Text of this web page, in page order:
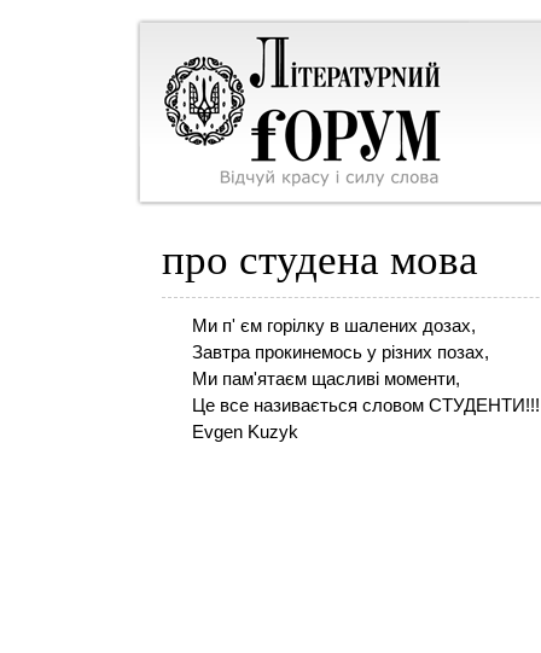
про студена мова
Ми п' єм горілку в шалених дозах,
Завтра прокинемось у різних позах,
Ми пам'ятаєм щасливі моменти,
Це все називається словом
Evgen Kuzyk